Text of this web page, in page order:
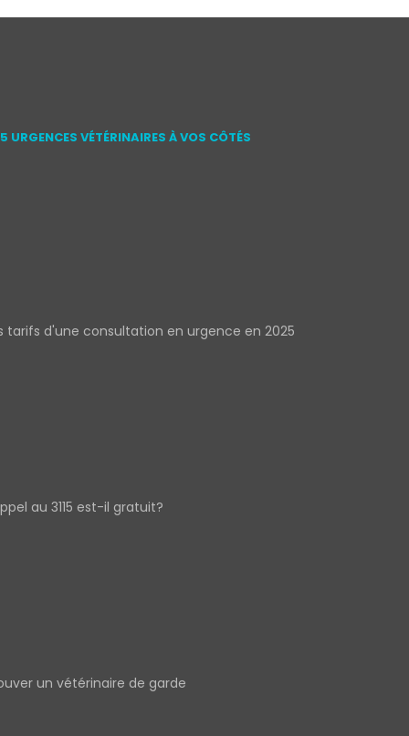
URGENCES VÉTÉRINAIRES À VOS CÔTÉS
tarifs d'une consultation en urgence en 2025
au 3115 est-il gratuit?
un vétérinaire de garde